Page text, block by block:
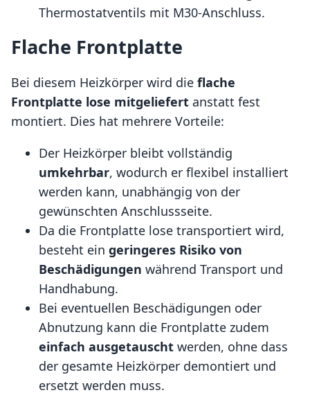
Thermostatventils mit M30-Anschluss.
Flache Frontplatte
Bei diesem Heizkörper wird die flache
Frontplatte lose mitgeliefert anstatt fest
montiert. Dies hat mehrere Vorteile:
Der Heizkörper bleibt vollständig
umkehrbar, wodurch er flexibel installiert
werden kann, unabhängig von der
gewünschten Anschlussseite.
Da die Frontplatte lose transportiert wird,
besteht ein geringeres Risiko von
Beschädigungen während Transport und
Handhabung.
Bei eventuellen Beschädigungen oder
Abnutzung kann die Frontplatte zudem
einfach ausgetauscht werden, ohne dass
der gesamte Heizkörper demontiert und
ersetzt werden muss.